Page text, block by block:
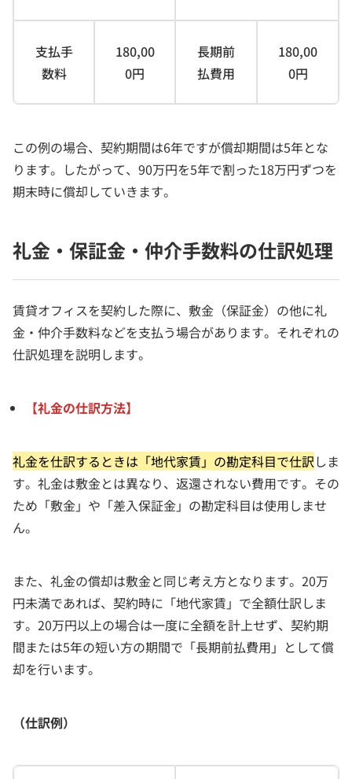
支払手
数料
180,00
0円
長期前
払費用
180,00
0円
この例の場合、契約期間は6年ですが償却期間は5年とな
ります。したがって、90万円を5年で割った18万円ずつを
期末時に償却していきます。
礼金・保証金・仲介手数料の仕訳処理
賃貸オフィスを契約した際に、敷金（保証金）の他に礼
金・仲介手数料などを支払う場合があります。それぞれの
仕訳処理を説明します。
【礼金の仕訳方法】
礼金を仕訳するときは「地代家賃」の勘定科目で仕訳しま
す。礼金は敷金とは異なり、返還されない費用です。その
ため「敷金」や「差入保証金」の勘定科目は使用しませ
ん。
また、礼金の償却は敷金と同じ考え方となります。20万
円未満であれば、契約時に「地代家賃」で全額仕訳しま
す。20万円以上の場合は一度に全額を計上せず、契約期
間または5年の短い方の期間で「長期前払費用」として償
却を行います。
（仕訳例）